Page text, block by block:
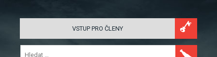
VSTUP PRO ČLENY